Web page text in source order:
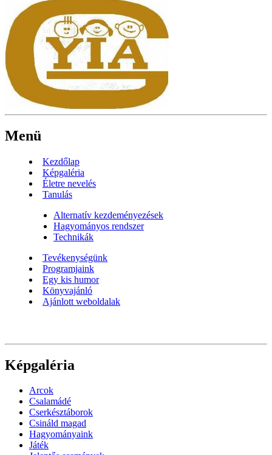
Menü
Kezdőlap
Képgaléria
Életre nevelés
Tanulás
Alternatív kezdeményezések
Hagyományos rendszer
Technikák
Tevékenységünk
Programjaink
Egy kis humor
Könyvajánló
Ajánlott weboldalak
Képgaléria
Arcok
Csalamádé
Cserkésztáborok
Csináld magad
Hagyományaink
Játék